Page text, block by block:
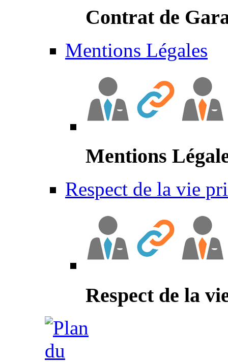
Contrat de
Mentions Légales
Mentions
Respect de la vie
Respect de la